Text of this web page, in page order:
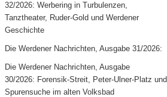
32/2026: Werbering in Turbulenzen,
Tanztheater, Ruder-Gold und Werdener
Geschichte
Die Werdener Nachrichten, Ausgabe 31/2026:
Die Werdener Nachrichten, Ausgabe
30/2026: Forensik-Streit, Peter-Ulner-Platz und
Spurensuche im alten Volksbad